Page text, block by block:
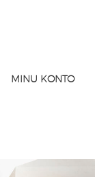
MINU KONTO